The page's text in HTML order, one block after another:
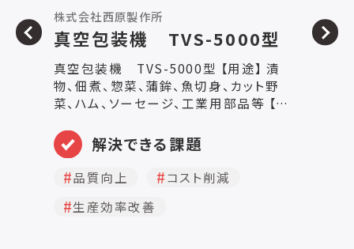
株式会社西原製作所
真空包装機 TVS-5000型
真空包装機 TVS-5000型 【用途】 漬
物、佃煮、惣菜、蒲鉾、魚切身、カット野
菜、ハム、ソーセージ、工業用部品等 【主
のままに縮小化した本格的な仕様が好評
です ・真空チャンバー（上蓋）も含めた衛
生的なオールステンレス製となっておりま
す ・チャンバーパッキンはシリコン樹脂を
採用しています。 ・水取りフィルターの標
解決できる課題
品質向上
コスト削減
生産効率改善